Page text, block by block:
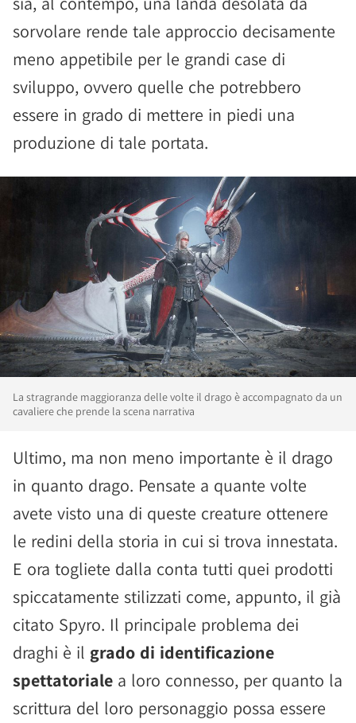
sorvolare rende tale approccio decisamente
meno appetibile per le grandi case di
sviluppo, ovvero quelle che potrebbero
essere in grado di mettere in piedi una
produzione di tale portata.
La stragrande maggioranza delle volte il drago è accompagnato da un
cavaliere che prende la scena narrativa
Ultimo, ma non meno importante è il drago
in quanto drago. Pensate a quante volte
avete visto una di queste creature ottenere
le redini della storia in cui si trova innestata.
E ora togliete dalla conta tutti quei prodotti
spiccatamente stilizzati come, appunto, il già
citato Spyro. Il principale problema dei
draghi è il grado di identificazione
spettatoriale a loro connesso, per quanto la
scrittura del loro personaggio possa essere